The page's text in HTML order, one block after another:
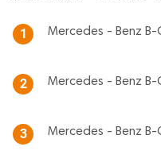
1 Mercedes - Benz B-
2 Mercedes - Benz B-
3 Mercedes - Benz B-